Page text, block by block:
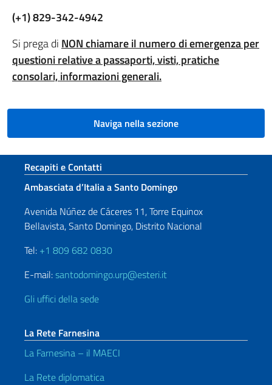
(+1) 829-342-4942
Si prega di NON chiamare il numero di emergenza per
questioni relative a passaporti, visti, pratiche
consolari, informazioni generali.
Naviga nella sezione
Sezione footer
Recapiti e Contatti
Ambasciata d’Italia a Santo Domingo
Avenida Núñez de Cáceres 11, Torre Equinox
Bellavista, Santo Domingo, Distrito Nacional
Tel: +1 809 682 0830
E-mail:santodomingo.urp@esteri.it
Gli uffici della sede
La Rete Farnesina
La Farnesina – il MAECI
La Rete diplomatica